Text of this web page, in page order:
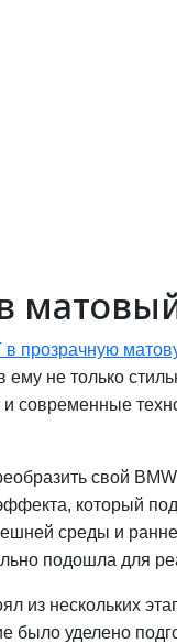
в прозрачную
не только
современные
свой
который
среды и
подошла для
из нескольких
было уделено